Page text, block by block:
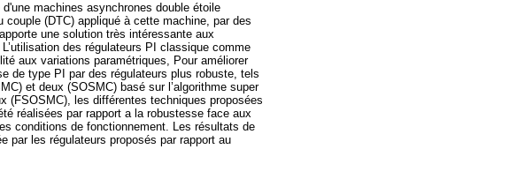
machines asynchrones double étoile
(DTC) appliqué à cette machine, par des
une solution très intéressante aux
des régulateurs PI classique comme
aux variations paramétriques, Pour améliorer
de type PI par des régulateurs plus robuste, tels
et deux (SOSMC) basé sur l’algorithme super
(FSOSMC), les différentes techniques proposées
réalisées par rapport a la robustesse face aux
conditions de fonctionnement. Les résultats de
par les régulateurs proposés par rapport au